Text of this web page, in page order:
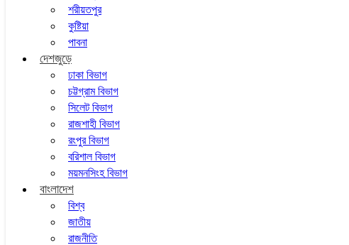
শরীয়তপুর
কুষ্টিয়া
পাবনা
দেশজুড়ে
ঢাকা বিভাগ
চট্টগ্রাম বিভাগ
সিলেট বিভাগ
রাজশাহী বিভাগ
রংপুর বিভাগ
বরিশাল বিভাগ
ময়মনসিংহ বিভাগ
বাংলাদেশ
বিশ্ব
জাতীয়
রাজনীতি